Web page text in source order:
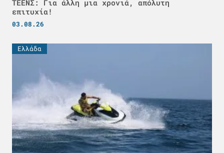
ΤΕΕΝΣ: Για άλλη μια χρονιά, απόλυτη
επιτυχία!
03.08.26
Ελλάδα